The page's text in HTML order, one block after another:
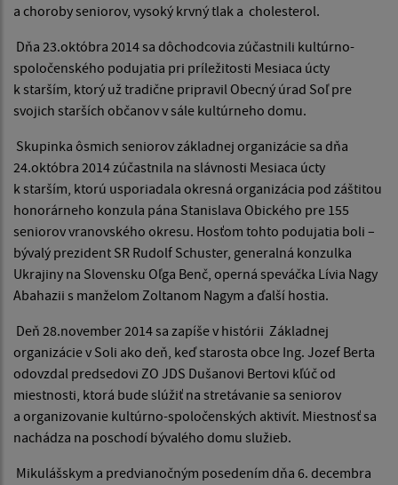
a choroby seniorov, vysoký krvný tlak a cholesterol.
Dňa 23.októbra 2014 sa dôchodcovia zúčastnili kultúrno-
spoločenského podujatia pri príležitosti Mesiaca úcty
k starším, ktorý už tradične pripravil Obecný úrad Soľ pre
svojich starších občanov v sále kultúrneho domu.
Skupinka ôsmich seniorov základnej organizácie sa dňa
24.októbra 2014 zúčastnila na slávnosti Mesiaca úcty
k starším, ktorú usporiadala okresná organizácia pod záštitou
honorárneho konzula pána Stanislava Obického pre 155
seniorov vranovského okresu. Hosťom tohto podujatia boli –
bývalý prezident SR Rudolf Schuster, generalná konzulka
Ukrajiny na Slovensku Oľga Benč, operná speváčka Lívia Nagy
Abahazii s manželom Zoltanom Nagym a ďalší hostia.
Deň 28.november 2014 sa zapíše v histórii Základnej
organizácie v Soli ako deň, keď starosta obce Ing. Jozef Berta
odovzdal predsedovi ZO JDS Dušanovi Bertovi kľúč od
miestnosti, ktorá bude slúžiť na stretávanie sa seniorov
a organizovanie kultúrno-spoločenských aktivít. Miestnosť sa
nachádza na poschodí bývalého domu služieb.
Mikulášskym a predvianočným posedením dňa 6. decembra